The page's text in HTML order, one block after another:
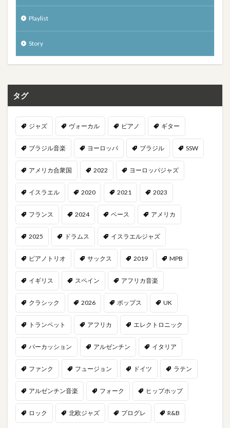
Playlist
Story
タグ
ジャズ ヴォーカル ピアノ ギター
ブラジル音楽 ヨーロッパ ブラジル SSW
アメリカ合衆国 2022 ヨーロッパジャズ
イスラエル 2020 2021 2023
フランス 2024 ベース アメリカ
2025 ドラムス イスラエルジャズ
ピアノトリオ サックス 2019 MPB
イギリス スペイン アフリカ音楽
クラシック 2026 ポップス UK
トランペット アフリカ エレクトロニック
パーカッション アルゼンチン イタリア
ファンク フュージョン ドイツ ラテン
アルゼンチン音楽 フォーク ヒップホップ
ロック 北欧ジャズ プログレ R&B